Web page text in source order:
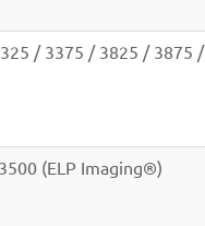
/ 3375 / 3825 / 3875 /
(ELP Imaging®)